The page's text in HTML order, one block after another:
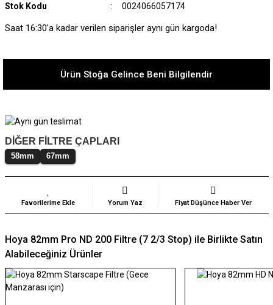
Stok Kodu 0024066057174
Saat 16:30'a kadar verilen siparişler aynı gün kargoda!
Ürün Stoğa Gelince Beni Bilgilendir
DİĞER FİLTRE ÇAPLARI
58mm 67mm
Yorum Yaz Fiyat Düşünce Haber Ver
Hoya 82mm Pro ND 200 Filtre (7 2/3 Stop) ile Birlikte Satın
Alabileceğiniz Ürünler